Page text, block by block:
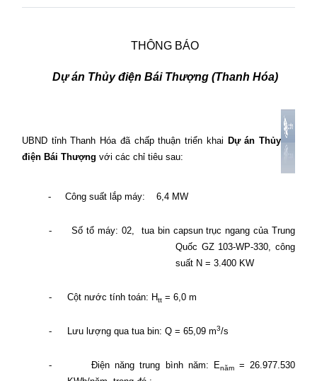
THÔNG BÁO
Dự án Thủy điện Bái Thượng (Thanh Hóa)
UBND tỉnh Thanh Hóa đã chấp thuận triển khai Dự án Thủy
điện Bái Thượng với các chỉ tiêu sau:
- Công suất lắp máy: 6,4 MW
- Số tổ máy: 02,
tua bin capsun trục ngang của Trung
Quốc GZ 103-WP-330, công
suất N = 3.400 KW
- Cột nước tính toán: Htt= 6,0 m
- Lưu lượng qua tua bin: Q = 65,09 m3/s
- Điện năng trung bình năm: Enăm= 26.977.530